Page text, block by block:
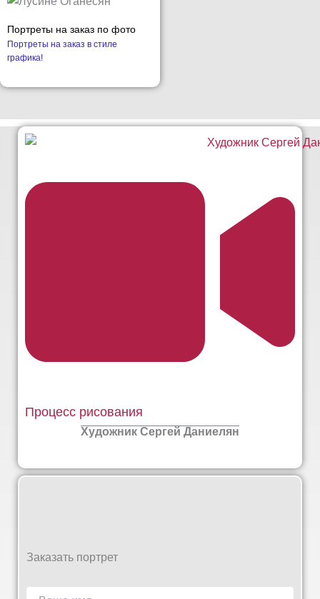
Портреты на заказ по фото
Портреты на заказ в стиле
графика!
Процесс рисования
Художник Сергей Даниелян
Заказать портрет